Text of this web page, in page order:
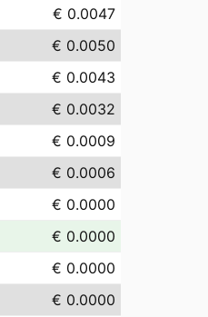
€ 0.0047
€ 0.0050
€ 0.0043
€ 0.0032
€ 0.0009
€ 0.0006
€ 0.0000
€ 0.0000
€ 0.0000
€ 0.0000